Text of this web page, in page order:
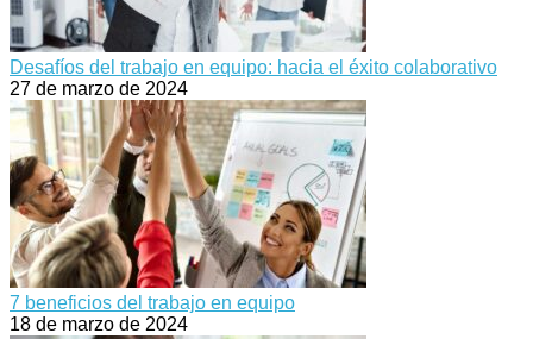
Desafíos del trabajo en equipo: hacia el éxito colaborativo
27 de marzo de 2024
7 beneficios del trabajo en equipo
18 de marzo de 2024